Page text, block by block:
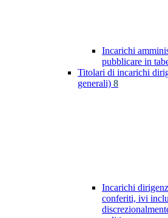
Incarichi
pubblicare in
Titolari di incarichi
generali) 8
Incarichi
conferiti, ivi